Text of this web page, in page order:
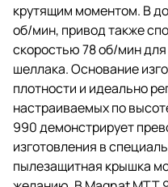
крутящим моментом. В
об/мин, привод также
скоростью 78 об/мин
шеллака. Основание
плотности и идеально
настраиваемых по
990 демонстрирует
изготовления в
пылезащитная крышка